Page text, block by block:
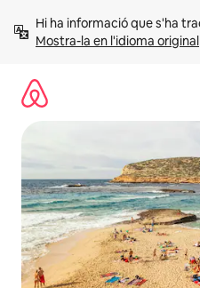
Mostra-la en l'idioma original